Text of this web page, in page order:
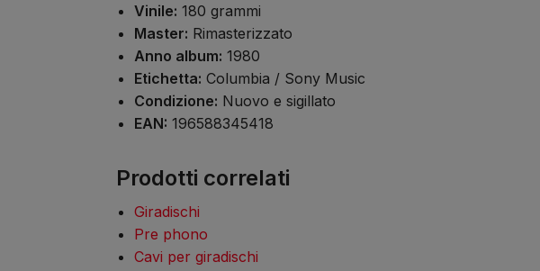
Vinile: 180 grammi
Master: Rimasterizzato
Anno album: 1980
Etichetta: Columbia / Sony Music
Condizione: Nuovo e sigillato
EAN: 196588345418
Prodotti correlati
Giradischi
Pre phono
Cavi per giradischi